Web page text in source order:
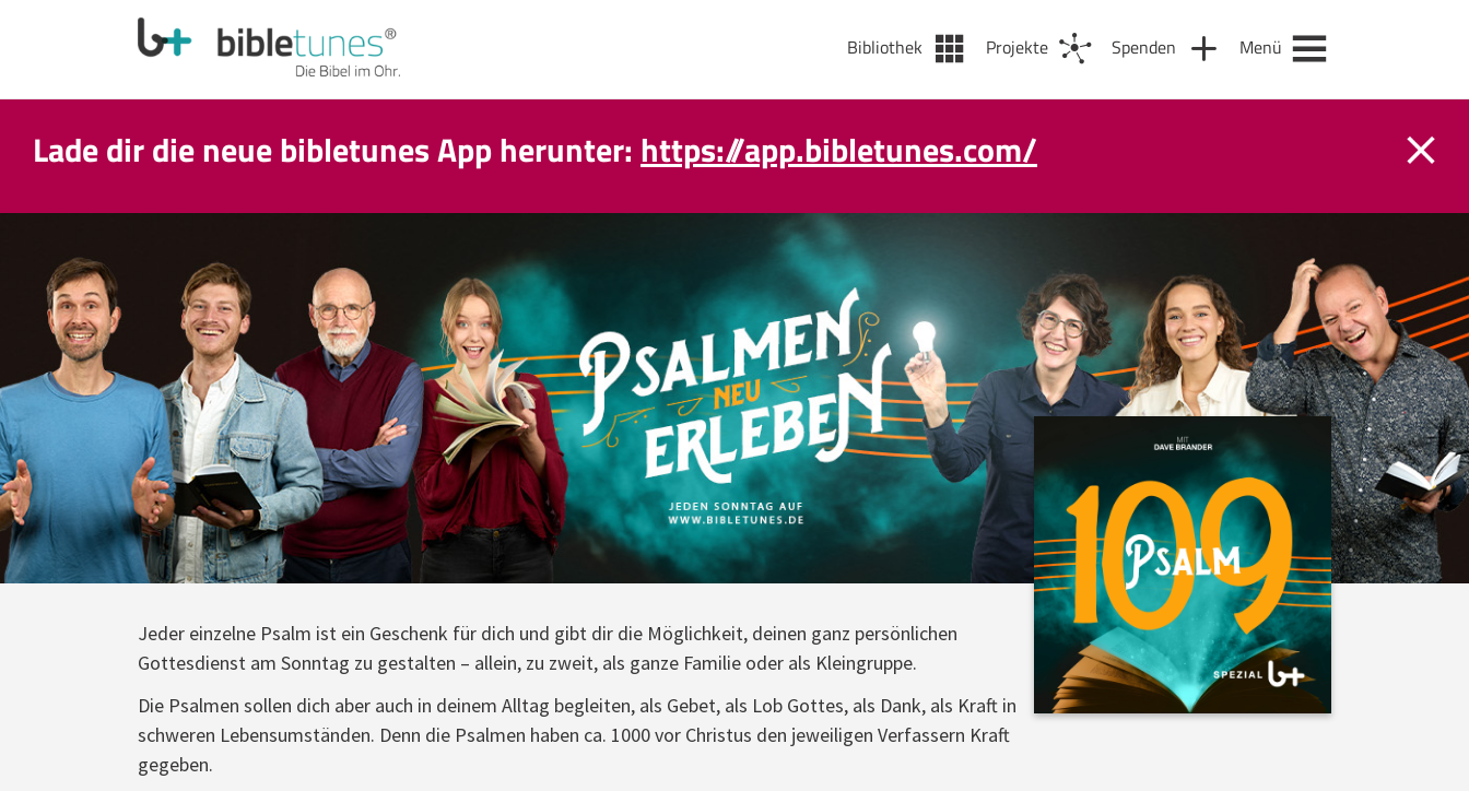
Bibliothek Projekte Spenden Menü
Lade dir die neue bibletunes App herunter: https://app.bibletunes.com/
Jeder einzelne Psalm ist ein Geschenk für dich und gibt dir die Möglichkeit, deinen ganz persönlichen
Gottesdienst am Sonntag zu gestalten – allein, zu zweit, als ganze Familie oder als Kleingruppe.
Die Psalmen sollen dich aber auch in deinem Alltag begleiten, als Gebet, als Lob Gottes, als Dank, als Kraft in
schweren Lebensumständen. Denn die Psalmen haben ca. 1000 vor Christus den jeweiligen Verfassern Kraft
gegeben.